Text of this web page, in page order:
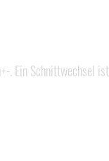
. Ein Schnittwechsel ist